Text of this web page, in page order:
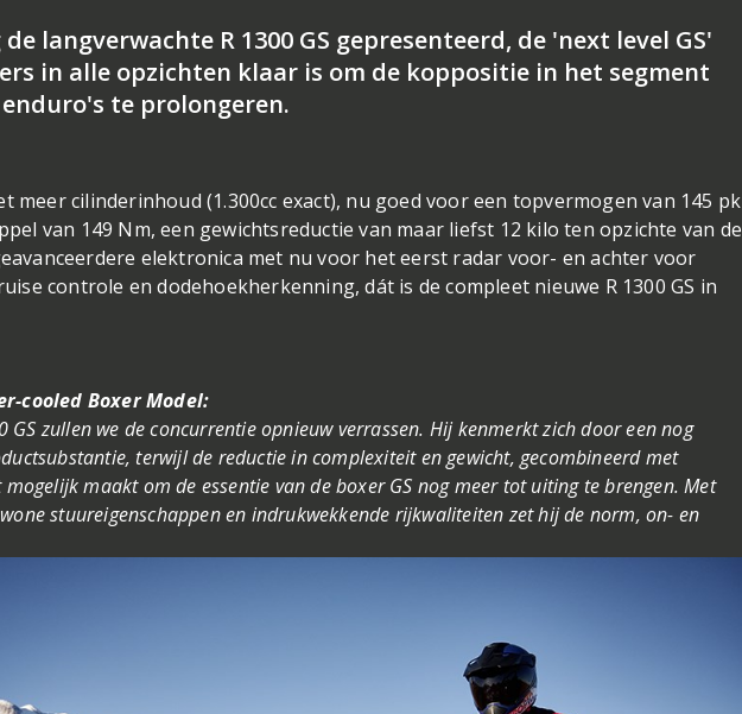
langverwachte R 1300 GS gepresenteerd, de 'next level GS'
in alle opzichten klaar is om de koppositie in het segment
te prolongeren.
meer cilinderinhoud (1.300cc exact), nu goed voor een topvermogen van 145 pk
van 149 Nm, een gewichtsreductie van maar liefst 12 kilo ten opzichte van de
elektronica met nu voor het eerst radar voor- en achter voor
controle en dodehoekherkenning, dát is de compleet nieuwe R 1300 GS in
cooled Boxer Model:
GS zullen we de concurrentie opnieuw verrassen. Hij kenmerkt zich door een nog
terwijl de reductie in complexiteit en gewicht, gecombineerd met
maakt om de essentie van de boxer GS nog meer tot uiting te brengen. Met
stuureigenschappen en indrukwekkende rijkwaliteiten zet hij de norm, on- en